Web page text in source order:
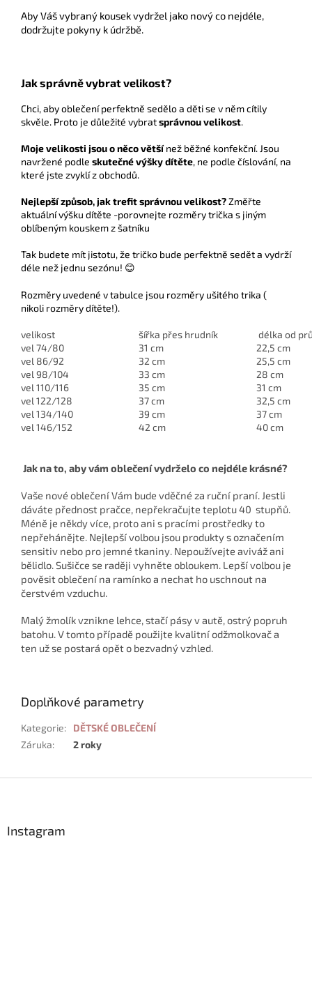
Aby Váš vybraný kousek vydržel jako nový co nejdéle,
dodržujte pokyny k údržbě.
Jak správně vybrat velikost?
Chci, aby oblečení perfektně sedělo a děti se v něm cítily
skvěle. Proto je důležité vybratsprávnou velikost.
Moje velikosti jsou o něco většínež běžné konfekční. Jsou
navržené podle skutečné výšky dítěte, ne podle číslování, na
které jste zvyklí z obchodů.
Nejlepší způsob, jak trefit správnou velikost?Změřte
aktuální výšku dítěte -porovnejte rozměry trička s jiným
oblíbeným kouskem z šatníku
Tak budete mít jistotu, že tričko bude perfektně sedět a vydrží
déle než jednu sezónu! 😊
Rozměry uvedené v tabulce jsou rozměry ušitého trika (
nikoli rozměry dítěte!).
velikost šířka přes hrudník
délka od
vel 74/80
31 cm
22,5 cm
vel 86/92
32 cm
25,5 cm
vel 98/104
33 cm
28 cm
vel 110/116
35 cm
31 cm
vel 122/128
37 cm
32,5 cm
vel 134/140
39 cm
37 cm
vel 146/152
42 cm 40 cm
Jak na to, aby vám oblečení vydrželo co nejdéle krásné?
Vaše nové oblečení Vám bude vděčné za ruční praní. Jestli
dáváte přednost pračce, nepřekračujte teplotu 40 stupňů.
Méně je někdy více, proto ani s pracími prostředky to
nepřehánějte. Nejlepší volbou jsou produkty s označením
sensitiv nebo pro jemné tkaniny. Nepoužívejte aviváž ani
bělidlo. Sušičce se raději vyhněte obloukem. Lepší volbou je
pověsit oblečení na ramínko a nechat ho uschnout na
čerstvém vzduchu.
Malý žmolík vznikne lehce, stačí pásy v autě, ostrý popruh
batohu. V tomto případě použijte kvalitní odžmolkovač a
ten už se postará opět o bezvadný vzhled.
Doplňkové parametry
Kategorie:
DĚTSKÉ OBLEČENÍ
Záruka: 2 roky
Instagram